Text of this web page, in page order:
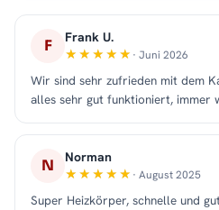
F Frank U.
· Juni 2026
Wir sind sehr zufrieden mit dem
alles sehr gut funktioniert, immer
N Norman
· August 2025
Super Heizkörper, schnelle und